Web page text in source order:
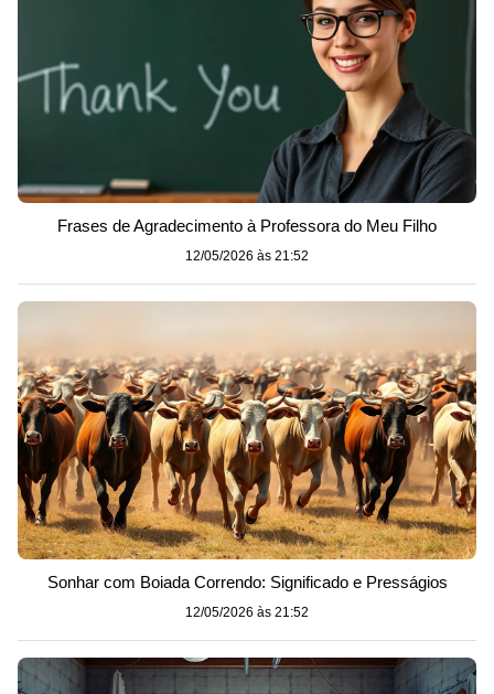
Frases de Agradecimento à Professora do Meu Filho
12/05/2026 às 21:52
Sonhar com Boiada Correndo: Significado e Presságios
12/05/2026 às 21:52